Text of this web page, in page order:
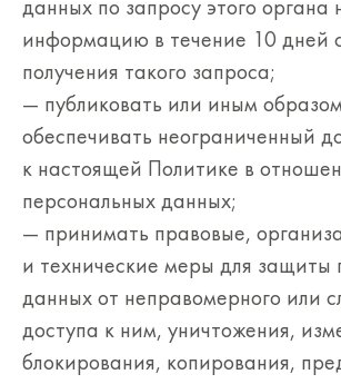
данных по запросу этого органа
информацию в течение 10 дней
получения такого запроса;
— публиковать или иным образом
обеспечивать неограниченный
к настоящей Политике в
персональных данных;
— принимать правовые,
и технические меры для защиты
данных от неправомерного или
доступа к ним, уничтожения,
блокирования, копирования,